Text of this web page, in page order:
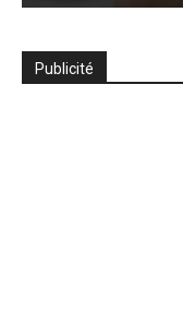
Publicité